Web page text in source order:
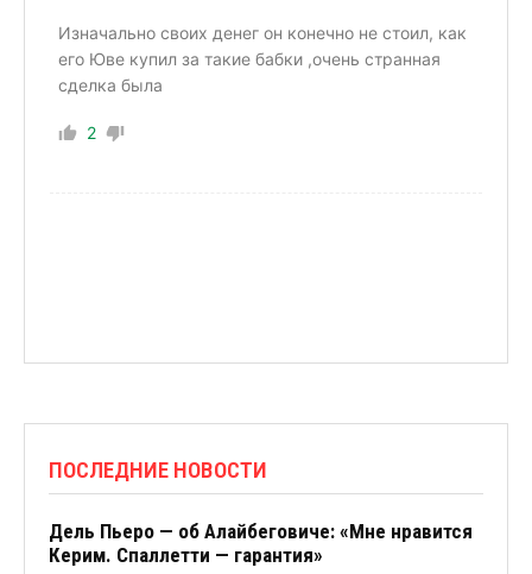
Изначально своих денег он конечно не стоил, как
его Юве купил за такие бабки ,очень странная
сделка была
2
ПОСЛЕДНИЕ НОВОСТИ
Дель Пьеро — об Алайбеговиче: «Мне нравится
Керим. Спаллетти — гарантия»